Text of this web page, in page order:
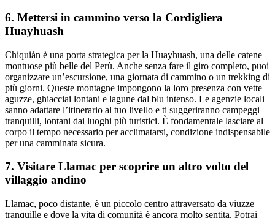
6. Mettersi in cammino verso la Cordigliera
Huayhuash
Chiquián è una porta strategica per la Huayhuash, una delle catene
montuose più belle del Perù. Anche senza fare il giro completo, puoi
organizzare un’escursione, una giornata di cammino o un trekking di
più giorni. Queste montagne impongono la loro presenza con vette
aguzze, ghiacciai lontani e lagune dal blu intenso. Le agenzie locali
sanno adattare l’itinerario al tuo livello e ti suggeriranno campeggi
tranquilli, lontani dai luoghi più turistici. È fondamentale lasciare al
corpo il tempo necessario per acclimatarsi, condizione indispensabile
per una camminata sicura.
7. Visitare Llamac per scoprire un altro volto del
villaggio andino
Llamac, poco distante, è un piccolo centro attraversato da viuzze
tranquille e dove la vita di comunità è ancora molto sentita. Potrai